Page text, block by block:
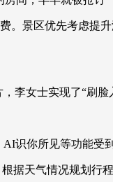
景区优先考虑提
女士实现了“刷脸
你所见等功能受
天气情况规划行